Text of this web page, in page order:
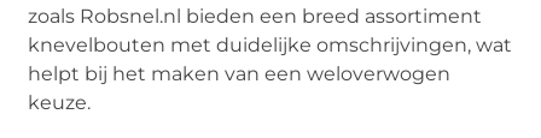
zoals Robsnel.nl bieden een breed assortiment
knevelbouten met duidelijke omschrijvingen, wat
helpt bij het maken van een weloverwogen
keuze.